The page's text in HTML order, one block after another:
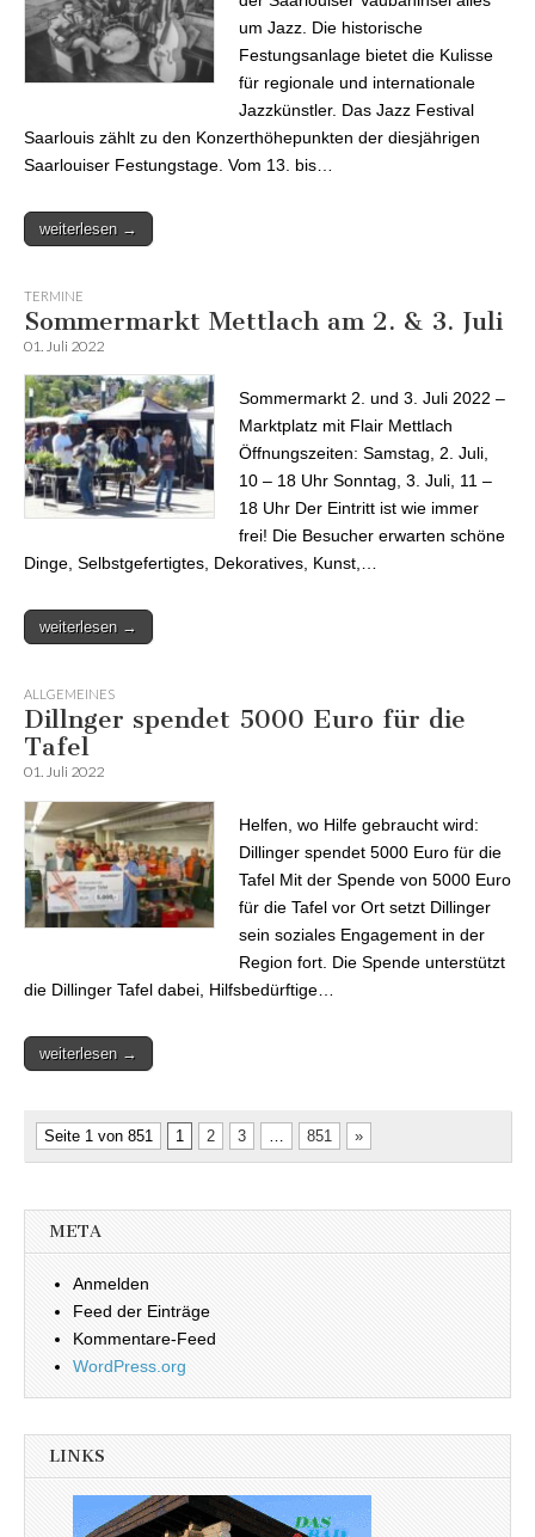
um Jazz. Die historische
Festungsanlage bietet die Kulisse
für regionale und internationale
Jazzkünstler. Das Jazz Festival
Saarlouis zählt zu den Konzerthöhepunkten der diesjährigen
Saarlouiser Festungstage. Vom 13. bis…
weiterlesen →
TERMINE
Sommermarkt Mettlach am 2. & 3. Juli
01. Juli 2022
Sommermarkt 2. und 3. Juli 2022 –
Marktplatz mit Flair Mettlach
Öffnungszeiten: Samstag, 2. Juli,
10 – 18 Uhr Sonntag, 3. Juli, 11 –
18 Uhr Der Eintritt ist wie immer
frei! Die Besucher erwarten schöne
Dinge, Selbstgefertigtes, Dekoratives, Kunst,…
weiterlesen →
ALLGEMEINES
Dillnger spendet 5000 Euro für die
Tafel
01. Juli 2022
Helfen, wo Hilfe gebraucht wird:
Dillinger spendet 5000 Euro für die
Tafel Mit der Spende von 5000 Euro
für die Tafel vor Ort setzt Dillinger
sein soziales Engagement in der
Region fort. Die Spende unterstützt
die Dillinger Tafel dabei, Hilfsbedürftige…
weiterlesen →
Seite 1 von 851 1 2 3 851 »
META
Anmelden
Feed der Einträge
Kommentare-Feed
WordPress.org
LINKS